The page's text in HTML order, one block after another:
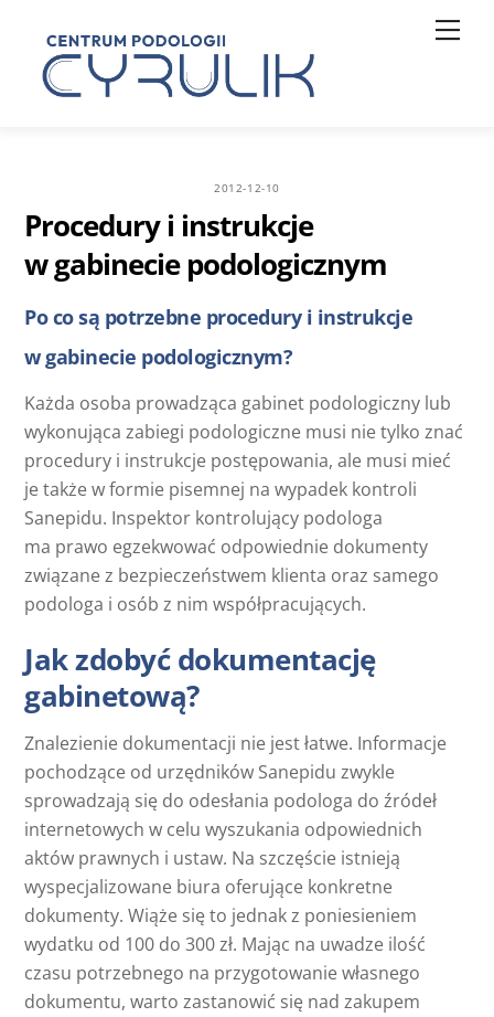
content
2012-12-10
Procedury i instrukcje
w gabinecie podologicznym
Po co są potrzebne procedury i instrukcje
w gabinecie podologicznym?
Każda osoba prowadząca gabinet podologiczny lub
wykonująca zabiegi podologiczne musi nie tylko znać
procedury i instrukcje postępowania, ale musi mieć
je także w formie pisemnej na wypadek kontroli
Sanepidu. Inspektor kontrolujący podologa
ma prawo egzekwować odpowiednie dokumenty
związane z bezpieczeństwem klienta oraz samego
podologa i osób z nim współpracujących.
Jak zdobyć dokumentację
gabinetową?
Znalezienie dokumentacji nie jest łatwe. Informacje
pochodzące od urzędników Sanepidu zwykle
sprowadzają się do odesłania podologa do źródeł
internetowych w celu wyszukania odpowiednich
aktów prawnych i ustaw. Na szczęście istnieją
wyspecjalizowane biura oferujące konkretne
dokumenty. Wiąże się to jednak z poniesieniem
wydatku od 100 do 300 zł. Mając na uwadze ilość
czasu potrzebnego na przygotowanie własnego
dokumentu, warto zastanowić się nad zakupem